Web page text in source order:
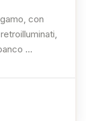
con
...